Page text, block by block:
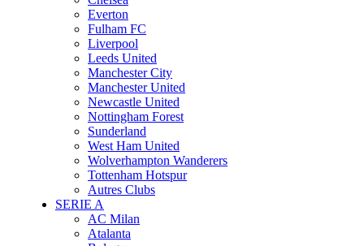
Everton
Fulham FC
Liverpool
Leeds United
Manchester City
Manchester United
Newcastle United
Nottingham Forest
Sunderland
West Ham United
Wolverhampton Wanderers
Tottenham Hotspur
Autres Clubs
SERIE A
AC Milan
Atalanta